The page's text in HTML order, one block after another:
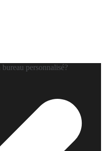
personnalisé?